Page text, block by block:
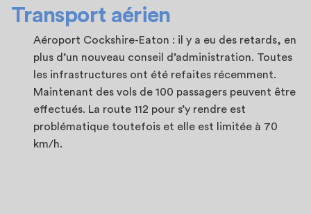
Transport aérien
Aéroport Cockshire-Eaton : il y a eu des retards, en
plus d’un nouveau conseil d’administration. Toutes
les infrastructures ont été refaites récemment.
Maintenant des vols de 100 passagers peuvent être
effectués. La route 112 pour s’y rendre est
problématique toutefois et elle est limitée à 70
km/h.